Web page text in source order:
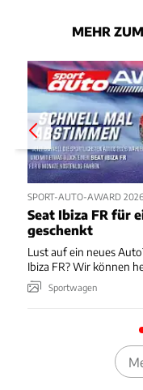
MEHR
SPORT-AUTO-AWARD 2026
Seat Ibiza FR für
geschenkt
Lust auf ein neues
Ibiza FR? Wir können
Sportwagen